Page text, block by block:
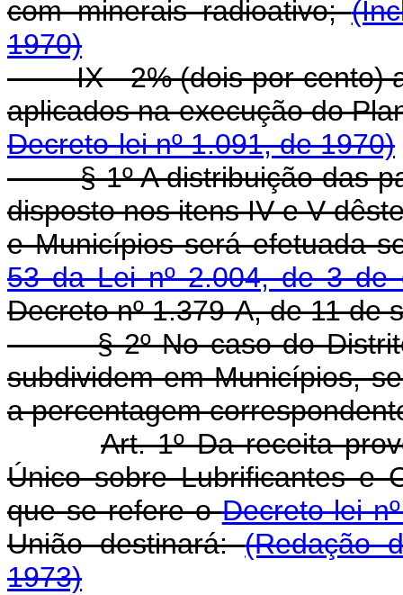
com minerais radioativo;
1970)
IX - 2% (dois por cento)
aplicados na execução do
Decreto-lei nº 1.091, de 1970)
§ 1º A distribuição das
disposto nos itens IV e V
e Municípios será efetuada
53 da Lei nº 2.004, de 3 de
Decreto nº 1.379-A, de 11 de
§ 2º No caso do Distrito
subdividem em Municípios,
a percentagem
Art. 1º Da receita
Único sobre Lubrificantes e
que se refere oDecreto-lei
União destinará:(Redação
1973)